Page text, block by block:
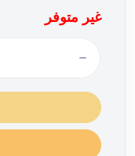
غير متوفر